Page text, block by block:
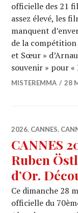
officielle des 21
assez élevé, les
manquent
de la compétition
et Sœur »
souvenir » pour
MISTEREMMA 28
2026, CANNES,
CANNES
Ruben
d’Or.
Ce dimanche 28
officielle du